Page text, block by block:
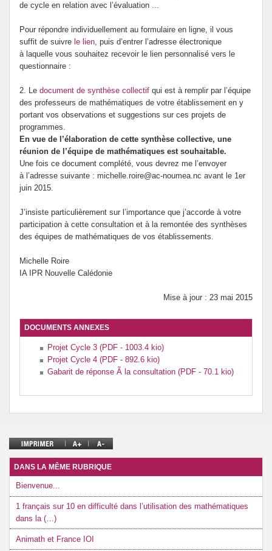
de cycle en relation avec l’évaluation ...
Pour répondre individuellement au formulaire en ligne, il vous
suffit de suivre le lien, puis d’entrer l’adresse électronique
à laquelle vous souhaitez recevoir le lien personnalisé vers le
questionnaire :
2. Le document de synthèse collectif qui est à remplir par l’équipe
des professeurs de mathématiques de votre établissement en y
portant vos observations et suggestions sur ces projets de
programmes.
En vue de l’élaboration de cette synthèse collective, une
réunion de l’équipe de mathématiques est souhaitable.
Une fois ce document complété, vous devrez me l’envoyer
à l’adresse suivante : michelle.roire@ac-noumea.nc avant le 1er
juin 2015.
J’insiste particulièrement sur l’importance que j’accorde à votre
participation à cette consultation et à la remontée des synthèses
des équipes de mathématiques de vos établissements.
Michelle Roire
IA IPR Nouvelle Calédonie
Mise à jour : 23 mai 2015
DOCUMENTS ANNEXES
Projet Cycle 3 (PDF - 1003.4 kio)
Projet Cycle 4 (PDF - 892.6 kio)
Gabarit de réponse Ã la consultation (PDF - 70.1 kio)
DANS LA MÊME RUBRIQUE
Bienvenue...
1 français sur 10 en difficulté dans l’utilisation des mathématiques
dans la (…)
Animath et France IOI